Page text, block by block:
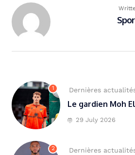
1 Dernières
Le gardien Moh
29 July 2026
2 Dernières